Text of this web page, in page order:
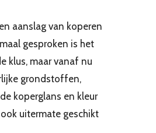
aanslag van koperen
gesproken is het
klus, maar vanaf nu
grondstoffen,
koperglans en kleur
uitermate geschikt